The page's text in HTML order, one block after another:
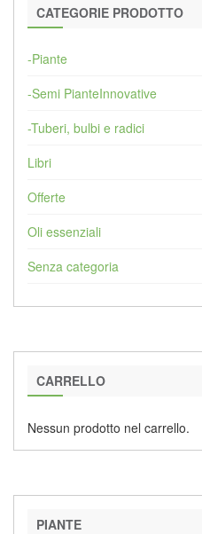
CATEGORIE PRODOTTO
-Piante
-Semi PianteInnovative
-Tuberi, bulbi e radici
Libri
Offerte
Oli essenziali
Senza categoria
CARRELLO
Nessun prodotto nel carrello.
PIANTE